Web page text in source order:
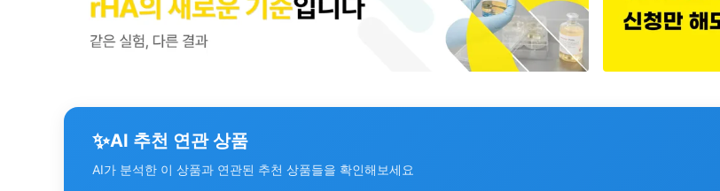
✨AI 추천 연관 상품
AI가 분석한 이 상품과 연관된 추천 상품들을 확인해보세요